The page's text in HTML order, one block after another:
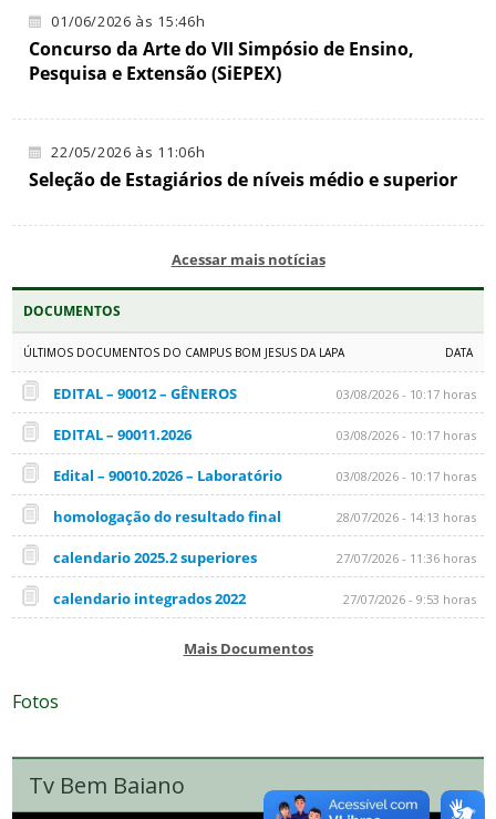
01/06/2026 às 15:46h
Concurso da Arte do VII Simpósio de Ensino,
Pesquisa e Extensão (SiEPEX)
22/05/2026 às 11:06h
Seleção de Estagiários de níveis médio e superior
Acessar mais notícias
DOCUMENTOS
ÚLTIMOS DOCUMENTOS DO CAMPUS BOM JESUS DA LAPA DATA
EDITAL – 90012 – GÊNEROS 03/08/2026 - 10:17 horas
EDITAL – 90011.2026 03/08/2026 - 10:17 horas
Edital – 90010.2026 – Laboratório 03/08/2026 - 10:17 horas
homologação do resultado final 28/07/2026 - 14:13 horas
calendario 2025.2 superiores 27/07/2026 - 11:36 horas
calendario integrados 2022 27/07/2026 - 9:53 horas
Mais Documentos
Fotos
Tv Bem Baiano